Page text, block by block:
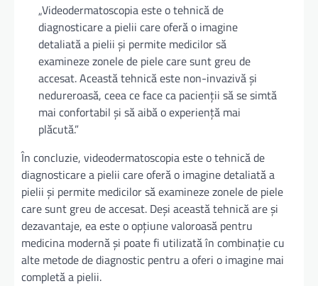
„Videodermatoscopia este o tehnică de
diagnosticare a pielii care oferă o imagine
detaliată a pielii și permite medicilor să
examineze zonele de piele care sunt greu de
accesat. Această tehnică este non-invazivă și
nedureroasă, ceea ce face ca pacienții să se simtă
mai confortabil și să aibă o experiență mai
plăcută.”
În concluzie, videodermatoscopia este o tehnică de
diagnosticare a pielii care oferă o imagine detaliată a
pielii și permite medicilor să examineze zonele de piele
care sunt greu de accesat. Deși această tehnică are și
dezavantaje, ea este o opțiune valoroasă pentru
medicina modernă și poate fi utilizată în combinație cu
alte metode de diagnostic pentru a oferi o imagine mai
completă a pielii.